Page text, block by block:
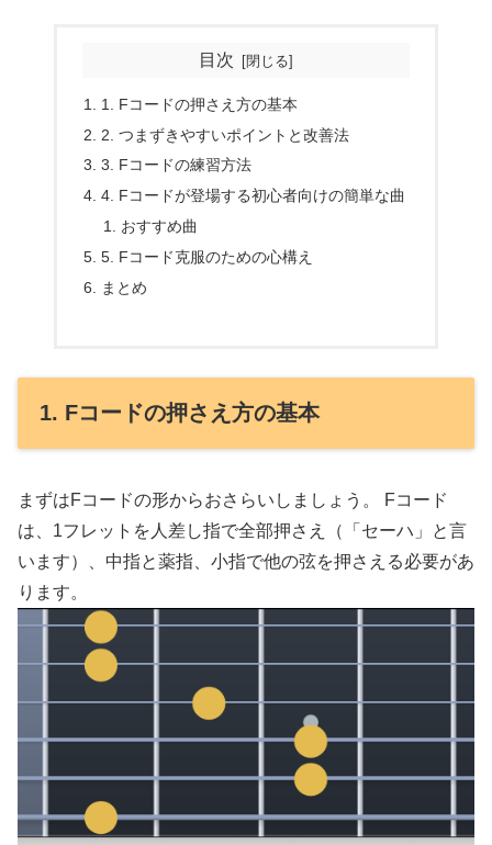
目次
1. Fコードの押さえ方の基本
2. つまずきやすいポイントと改善法
3. Fコードの練習方法
4. Fコードが登場する初心者向けの簡単な曲
おすすめ曲
5. Fコード克服のための心構え
まとめ
1. Fコードの押さえ方の基本
まずはFコードの形からおさらいしましょう。 Fコード
は、1フレットを人差し指で全部押さえ（「セーハ」と言
います）、中指と薬指、小指で他の弦を押さえる必要があ
ります。